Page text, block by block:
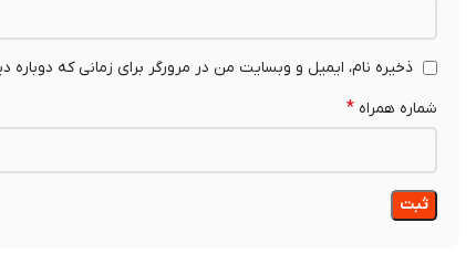
ذخیره نام، ایمیل و وبسایت من در مرورگر برای زمانی که
شماره همراه *